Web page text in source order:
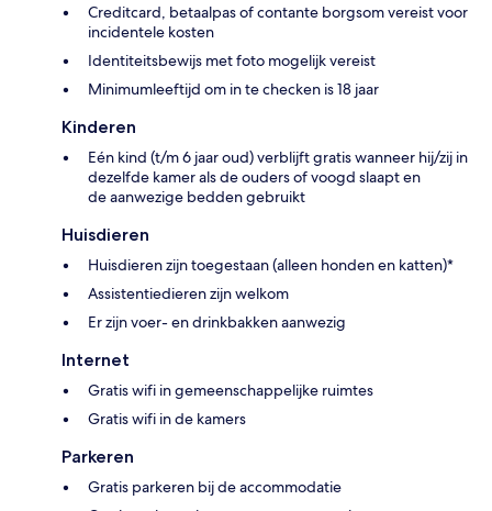
Creditcard, betaalpas of contante borgsom vereist voor
incidentele kosten
Identiteitsbewijs met foto mogelijk vereist
Minimumleeftijd om in te checken is 18 jaar
Kinderen
Eén kind (t/m 6 jaar oud) verblijft gratis wanneer hij/zij in
dezelfde kamer als de ouders of voogd slaapt en
de aanwezige bedden gebruikt
Huisdieren
Huisdieren zijn toegestaan (alleen honden en katten)*
Assistentiedieren zijn welkom
Er zijn voer- en drinkbakken aanwezig
Internet
Gratis wifi in gemeenschappelijke ruimtes
Gratis wifi in de kamers
Parkeren
Gratis parkeren bij de accommodatie